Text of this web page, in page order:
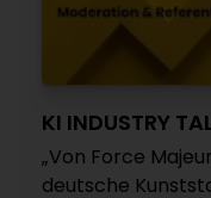
KI INDUSTRY
„Von Force
deutsche